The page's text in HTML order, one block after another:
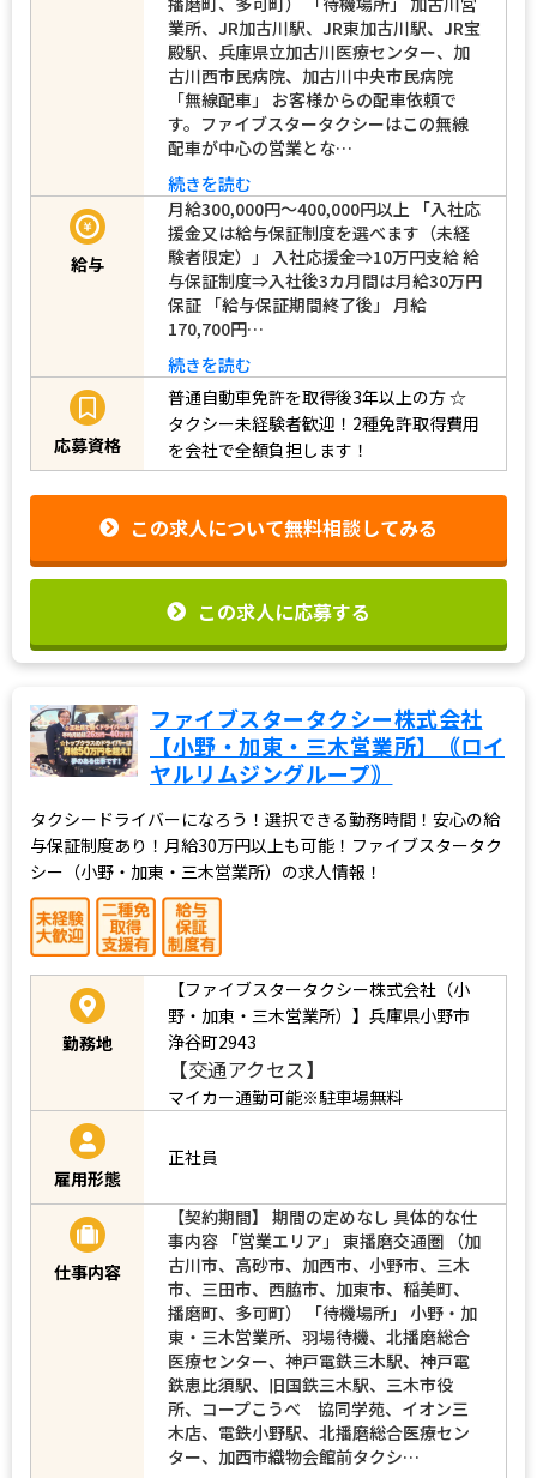
業所、JR加古川駅、JR東加古川駅、JR宝
殿駅、兵庫県立加古川医療センター、加
古川西市民病院、加古川中央市民病院
「無線配車」 お客様からの配車依頼で
す。ファイブスタータクシーはこの無線
配車が中心の営業とな…
続きを読む
給与
月給300,000円～400,000円以上 「入社応
援金又は給与保証制度を選べます（未経
験者限定）」 入社応援金⇒10万円支給 給
与保証制度⇒入社後3カ月間は月給30万円
保証 「給与保証期間終了後」 月給
170,700円…
続きを読む
応募資格
普通自動車免許を取得後3年以上の方☆
タクシー未経験者歓迎！2種免許取得費用
を会社で全額負担します！
この求人について無料相談してみる
この求人に応募する
ファイブスタータクシー株式会社
【小野・加東・三木営業所】｟ロイ
ヤルリムジングループ｠
タクシードライバーになろう！選択できる勤務時間！安心の給
与保証制度あり！月給30万円以上も可能！ファイブスタータク
シー（小野・加東・三木営業所）の求人情報！
勤務地
【ファイブスタータクシー株式会社（小
野・加東・三木営業所）】兵庫県小野市
浄谷町2943
【交通アクセス】
マイカー通勤可能※駐車場無料
雇用形態
正社員
仕事内容
【契約期間】 期間の定めなし 具体的な仕
事内容 「営業エリア」 東播磨交通圏 （加
古川市、高砂市、加西市、小野市、三木
市、三田市、西脇市、加東市、稲美町、
播磨町、多可町） 「待機場所」 小野・加
東・三木営業所、羽場待機、北播磨総合
医療センター、神戸電鉄三木駅、神戸電
鉄恵比須駅、旧国鉄三木駅、三木市役
所、コープこうべ 協同学苑、イオン三
木店、電鉄小野駅、北播磨総合医療セン
ター、加西市織物会館前タクシ…